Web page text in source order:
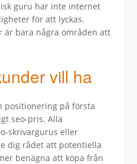
guru har inte internet
för att lyckas.
är bara några områden att
vill ha
positionering på första
seo-pris. Alla
skrivargurus eller
dig rådet att potentiella
benägna att köpa från